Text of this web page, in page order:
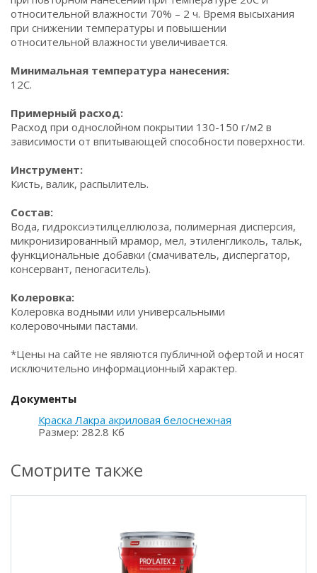
относительной влажности 70% – 2 ч. Время высыхания
при снижении температуры и повышении
относительной влажности увеличивается.
Минимальная температура нанесения:
12С.
Примерный расход:
Расход при однослойном покрытии 130-150 г/м2 в
зависимости от впитывающей способности поверхности.
Инструмент:
Кисть, валик, распылитель.
Состав:
Вода, гидроксиэтилцеллюлоза, полимерная дисперсия,
микронизированный мрамор, мел, этиленгликоль, тальк,
функциональные добавки (смачиватель, диспергатор,
консервант, пеногаситель).
Колеровка:
Колеровка водными или универсальными
колеровочными пастами.
*Цены на сайте не являются публичной офертой и носят
исключительно информационный характер.
Документы
Краска Лакра акриловая белоснежная
Размер: 282.8 Кб
Смотрите также